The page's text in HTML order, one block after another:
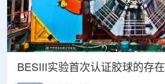
BESIII实验首次认证胶球的存在